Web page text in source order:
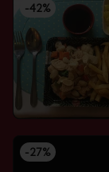
-42%
-27%